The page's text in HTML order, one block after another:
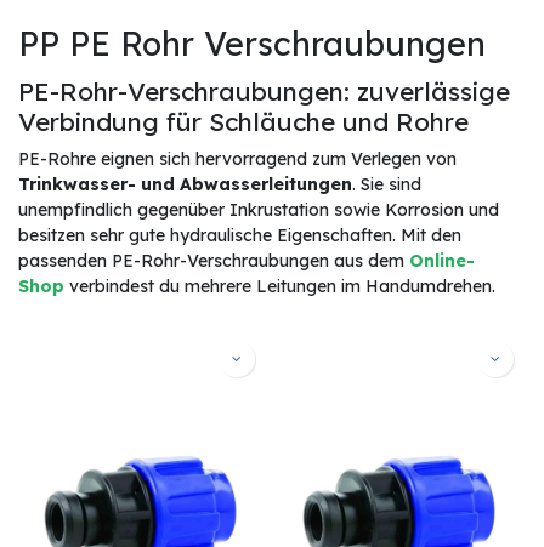
PP PE Rohr Verschraubungen
PE-Rohr-Verschraubungen: zuverlässige
Verbindung für Schläuche und Rohre
PE-Rohre eignen sich hervorragend zum Verlegen von
Trinkwasser- und Abwasserleitungen. Sie sind
unempfindlich gegenüber Inkrustation sowie Korrosion und
besitzen sehr gute hydraulische Eigenschaften. Mit den
passenden PE-Rohr-Verschraubungen aus dem Online-
Shop verbindest du mehrere Leitungen im Handumdrehen.